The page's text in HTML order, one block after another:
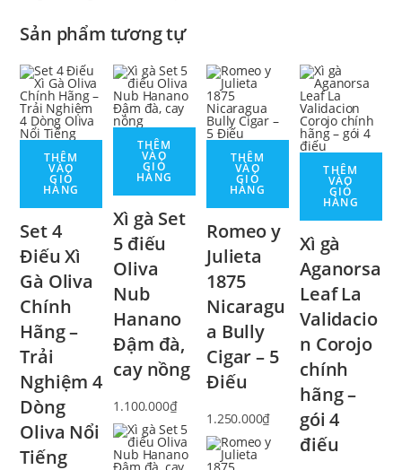
Sản phẩm tương tự
THÊM
VÀO
GIỎ
HÀNG
Set 4
Điếu Xì
Gà Oliva
Chính
Hãng –
Trải
Nghiệm 4
Dòng
Oliva Nổi
Tiếng
THÊM
VÀO
GIỎ
HÀNG
Xì gà Set
5 điếu
Oliva
Nub
Hanano
Đậm đà,
cay nồng
1.100.000₫
THÊM
VÀO
GIỎ
HÀNG
Romeo y
Julieta
1875
Nicaragu
a Bully
Cigar – 5
Điếu
1.250.000₫
THÊM
VÀO
GIỎ
HÀNG
Xì gà
Aganorsa
Leaf La
Validacio
n Corojo
chính
hãng –
gói 4
điếu